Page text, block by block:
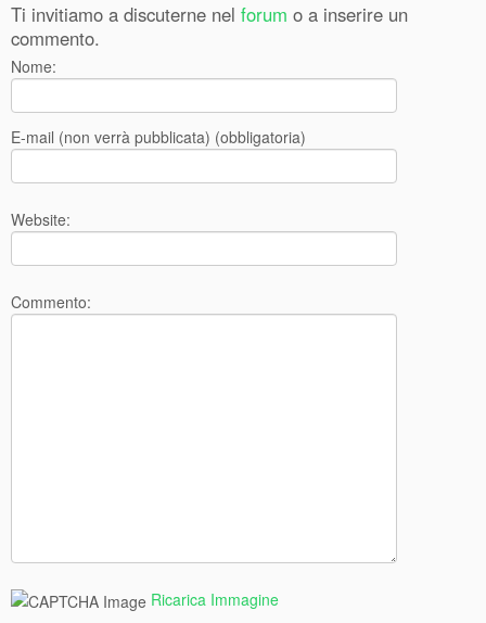
Ti invitiamo a discuterne nel forum o a inserire un
commento.
Nome:
E-mail (non verrà pubblicata) (obbligatoria)
Website:
Commento:
Ricarica Immagine